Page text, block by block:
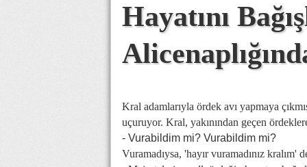
Hayatını
Kral adamlarıyla ördek avı yapmaya
uçuruyor. Kral, yakınından geçen
- Vurabildim mi? Vurabildim mi?
Vuramadıysa, 'hayır vuramadınız